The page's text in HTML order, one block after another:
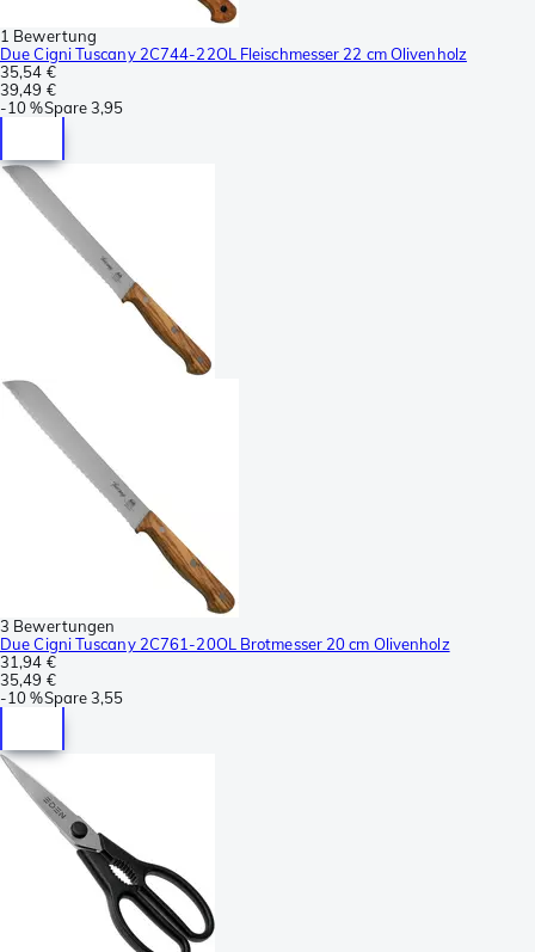
1 Bewertung
Due Cigni Tuscany 2C744-22OL Fleischmesser 22 cm Olivenholz
35,54 €
39,49 €
-10 %Spare3,95
3 Bewertungen
Due Cigni Tuscany 2C761-20OL Brotmesser 20 cm Olivenholz
31,94 €
35,49 €
-10 %Spare3,55